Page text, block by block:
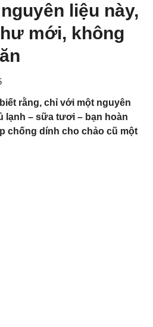
liệu này,
mới, không
biết rằng, chỉ với một nguyên
lạnh – sữa tươi – bạn hoàn
chống dính cho chảo cũ một